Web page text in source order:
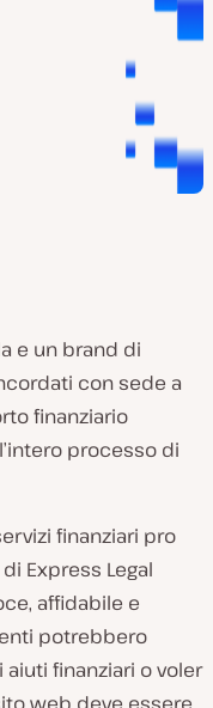
e un brand di
con sede a
finanziario
processo di
finanziari pro
Express Legal
affidabile e
potrebbero
finanziari o voler